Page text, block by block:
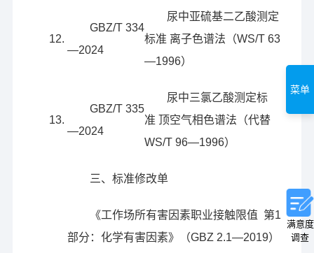
菜单
12.
GBZ/T 334
—2024
尿中亚硫基二乙酸测定
标准 离子色谱法（WS/T 63
—1996）
13.
GBZ/T 335
—2024
尿中三氯乙酸测定标
准 顶空气相色谱法（代替
WS/T 96—1996）
三、标准修改单
《工作场所有害因素职业接触限值 第1
部分：化学有害因素》（GBZ 2.1—2019）
满意度
调查